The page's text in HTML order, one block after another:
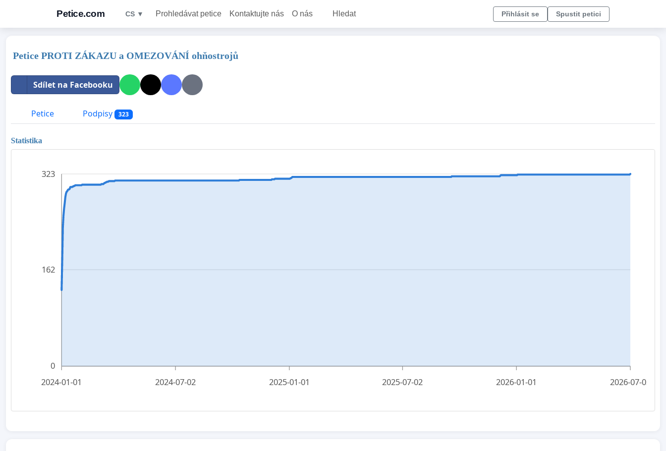
Petice.com CS ▼ Prohledávat petice Kontaktujte nás O nás Hledat Přihlásit se Spustit petici
Petice PROTI ZÁKAZU a OMEZOVÁNÍ ohňostrojů
Sdílet na Facebooku
Petice Podpisy 323
Statistika
0
162
323
2024-01-01 2024-07-02 2025-01-01 2025-07-02 2026-01-01 2026-07-03